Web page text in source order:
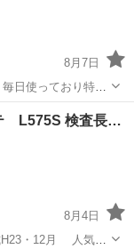
8月7日
理解のうえ、ご購
。 主な仕様 ダイハツ ムーヴ コンテ L575S 検査長…
8月4日